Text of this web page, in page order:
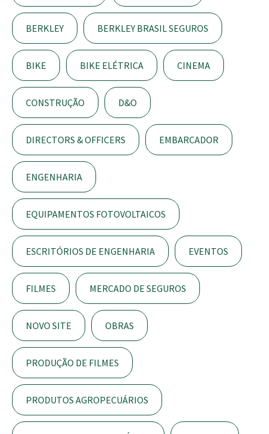
BERKLEY BERKLEY BRASIL SEGUROS
BIKE BIKE ELÉTRICA CINEMA
CONSTRUÇÃO D&O
DIRECTORS & OFFICERS EMBARCADOR
ENGENHARIA
EQUIPAMENTOS FOTOVOLTAICOS
ESCRITÓRIOS DE ENGENHARIA EVENTOS
FILMES MERCADO DE SEGUROS
NOVO SITE OBRAS
PRODUÇÃO DE FILMES
PRODUTOS AGROPECUÁRIOS